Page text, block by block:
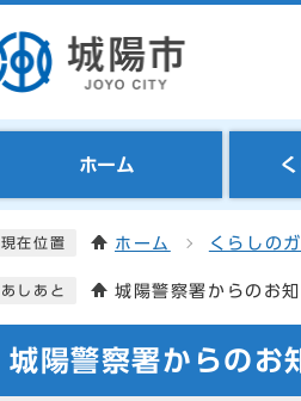
ホーム
現在位置 ホーム くらしの
あしあと 城陽警察署からのお
城陽警察署からのお